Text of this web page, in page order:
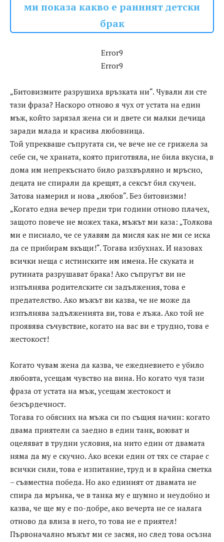
ми показа какво е ранният детски
брак
Error9
Error9
„Битовизмите разрушиха връзката ни“. Чували ли сте
тази фраза? Наскоро отново я чух от устата на един
мъж, който зарязал жена си и двете си малки дечица
заради млада и красива любовница.
Той упрекваше съпругата си, че вече не се грижела за
себе си, че храната, която приготвяла, не била вкусна, в
дома им непрекъснато било разхвърляно и мръсно,
децата не спирали да крещят, а сексът бил скучен.
Затова намерил и нова „любов“. Без битовизми!
„Когато една вечер преди три години отново плачех,
защото повече не можех така, мъжът ми каза: „Толкова
ми е писнало, че се улавям да мисля как не ми се иска
да се прибирам вкъщи!“. Тогава избухнах. И назовах
всички неща с истинските им имена. Не скуката и
рутината разрушават брака! Ако съпругът ви не
изпълнява родителските си задължения, това е
предателство. Ако мъжът ви казва, че не може да
изпълнява задълженията ви, това е лъжа. Ако той не
проявява съчувствие, когато на вас ви е трудно, това е
жестокост!
Когато чувам жена да казва, че ежедневието е убило
любовта, усещам чувство на вина. Но когато чуя тази
фраза от устата на мъж, усещам жестокост и
безсърдечност.
Тогава го обясних на мъжа си по същия начин: когато
двама приятели са заедно в един танк, воюват и
оцеляват в трудни условия, на нито един от двамата
няма да му е скучно. Ако всеки един от тях се старае с
всички сили, това е изпитание, труд и в крайна сметка
– съвместна победа. Но ако единият от двамата не
спира да мрънка, че в танка му е шумно и неудобно и
казва, че ще му е по-добре, ако вечерта не се налага
отново да влиза в него, то това не е приятел!
Първоначално мъжът ми се засмя, но след това осъзна